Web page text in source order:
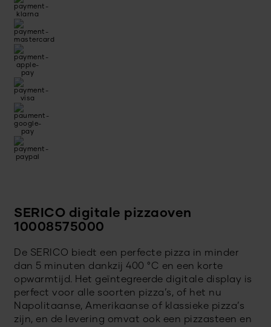
SERICO digitale pizzaoven
10008575000
De SERICO biedt een perfecte pizza in minder
dan 5 minuten dankzij 400 °C en een korte
opwarmtijd. Het geïntegreerde digitale display is
perfect voor alle soorten pizza’s, of het nu
Napolitaanse, Amerikaanse of klassieke pizza’s
zijn, en de levering omvat ook een pizzasteen en